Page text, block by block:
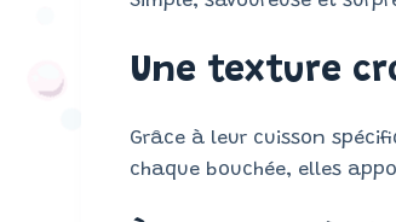
Une texture
Grâce à leur cuisson
chaque bouchée, elles